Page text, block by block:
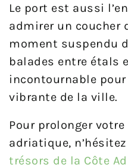
Le port est aussi
admirer un coucher
moment suspendu
balades entre étals
incontournable
vibrante de la ville.
Pour prolonger
adriatique,
trésors de la Côte